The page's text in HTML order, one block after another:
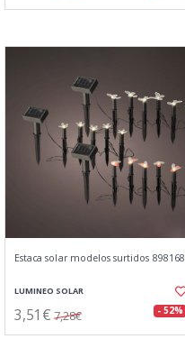
Estaca solar modelos surtidos 898168
LUMINEO SOLAR
3,51€ 7,28€ - 52%